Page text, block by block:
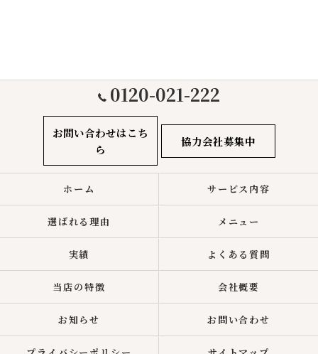
0120-021-222
お問い合わせはこち
ら
協力会社募集中
ホーム サービス内容
選ばれる理由 メニュー
実績 よくある質問
当店の特徴 会社概要
お知らせ お問い合わせ